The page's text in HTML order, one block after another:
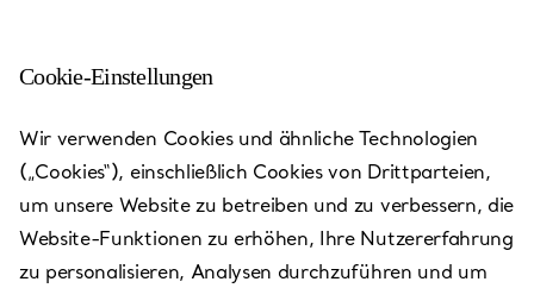
Cookie-Einstellungen
Wir verwenden Cookies und ähnliche Technologien
(„Cookies“), einschließlich Cookies von Drittparteien,
um unsere Website zu betreiben und zu verbessern, die
Website-Funktionen zu erhöhen, Ihre Nutzererfahrung
zu personalisieren, Analysen durchzuführen und um